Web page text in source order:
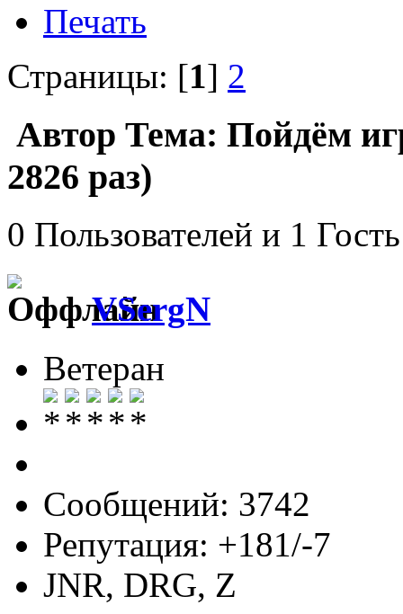
Печать
Страницы: [1] 2
Автор Тема: Пойдём
2826 раз)
0 Пользователей и 1
VSergN
Ветеран
Сообщений: 3742
Репутация: +181/-7
JNR, DRG, Z